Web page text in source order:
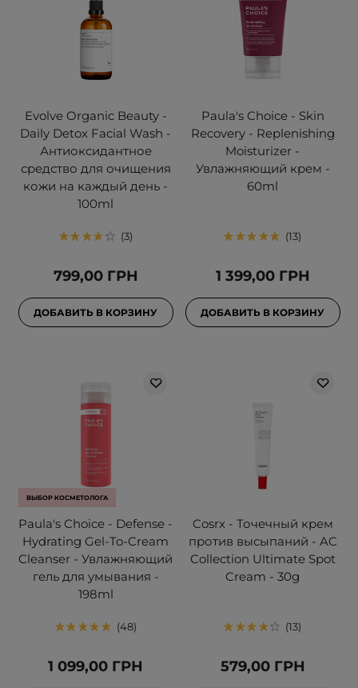
Evolve Organic Beauty -
Daily Detox Facial Wash -
Антиоксидантное
средство для очищения
кожи на каждый день -
100ml
3
799,00 ГРН
ДОБАВИТЬ В КОРЗИНУ
Paula's Choice - Skin
Recovery - Replenishing
Moisturizer -
Увлажняющий крем -
60ml
13
1 399,00 ГРН
ДОБАВИТЬ В КОРЗИНУ
ВЫБОР КОСМЕТОЛОГА
Paula's Choice - Defense -
Hydrating Gel-To-Cream
Cleanser - Увлажняющий
гель для умывания -
198ml
48
1 099,00 ГРН
Cosrx - Точечный крем
против высыпаний - AC
Collection Ultimate Spot
Cream - 30g
13
579,00 ГРН